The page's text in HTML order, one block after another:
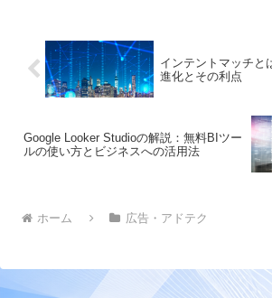
インテントマッチと
進化とその利点
Google Looker Studioの解説：無料BIツー
ルの使い方とビジネスへの活用法
ホーム 広告・アドテク